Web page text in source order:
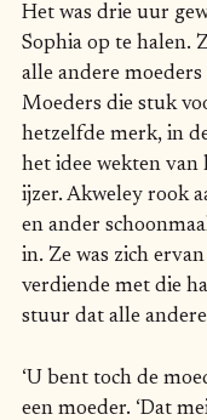
Het was drie uur
Sophia op te halen.
alle andere
Moeders die stuk
hetzelfde merk, in
het idee wekten van
ijzer. Akweley rook
en ander
in. Ze was zich
verdiende met die
stuur dat alle
‘U bent toch de
een moeder. ‘Dat